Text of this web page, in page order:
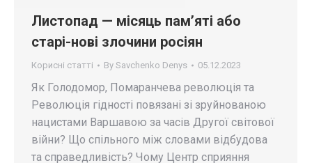
Листопад — місяць пам’яті або
старі-нові злочини росіян
Корисні статті By Savchenko Denys 05.12.2023
Як Голодомор, Помаранчева революція та
Революція гідності повязані зі зруйнованою
нацистами Варшавою за часів Другої світової
війни? Що спільного між словами відбудова
та справедливість? Чому Центр сприяння